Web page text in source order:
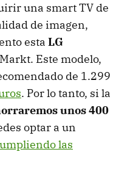
una smart TV de
de imagen,
esta LG
Este modelo,
de 1.299
. Por lo tanto, si la
unos 400
optar a un
las